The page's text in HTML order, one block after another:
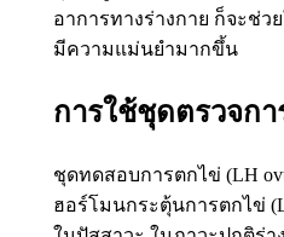
อาการทางร่างกาย ก็จะช่ว
มีความแม่นยำมากขึ้น
การใช้ชุดตรวจก
ชุดทดสอบการตกไข่ (LH
ฮอร์โมนกระตุ้นการตกไข่